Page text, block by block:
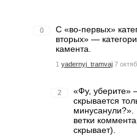
0
С «во-первых»
вторых» —
камента.
1 yadernyj_tramvaj 7
2
«Фу, уберите»
скрывается
минусанули?».
ветки
скрывает).